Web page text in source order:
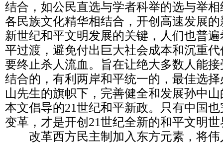
结合，如公民直选与学者科举的选与举
各民族文化精华相结合，开创高速发展
新世纪和平文明发展的关键，人们也普
平过渡，避免付出巨大社会成本和沉重
要终止杀人流血。旨在让绝大多数人能
结合的，有利两岸和平统一的，最佳选
山先生的旗帜下，完善健全和发展孙中
本文倡导的21世纪和平新政。只有中国
变革，才是开创21世纪全新的和平文明
改革西方民主制加入东方元素，将伟